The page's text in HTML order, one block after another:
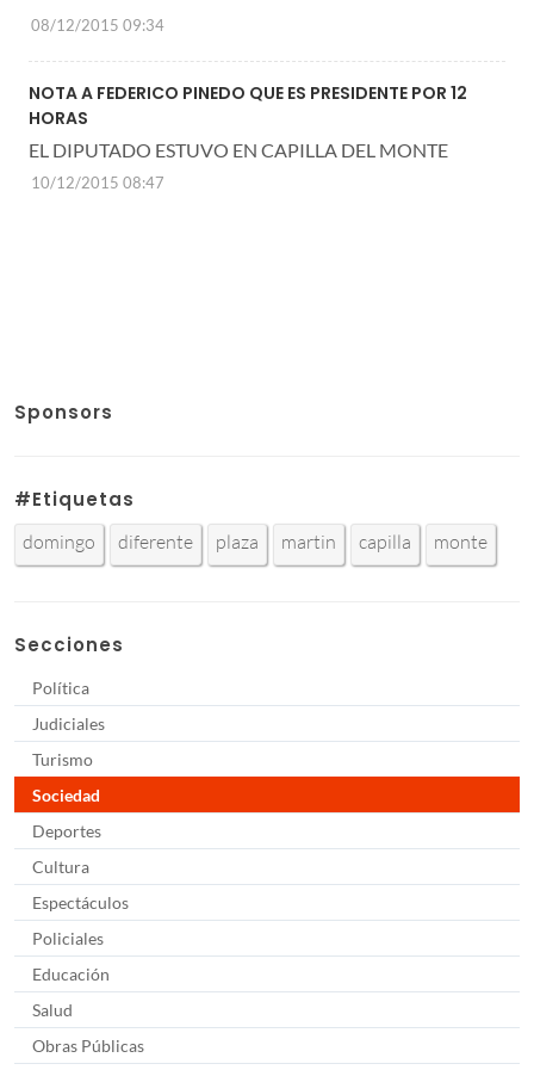
08/12/2015 09:34
NOTA A FEDERICO PINEDO QUE ES PRESIDENTE POR 12
HORAS
EL DIPUTADO ESTUVO EN CAPILLA DEL MONTE
10/12/2015 08:47
Sponsors
#Etiquetas
domingo diferente plaza martin capilla monte
Secciones
Política
Judiciales
Turismo
Sociedad
Deportes
Cultura
Espectáculos
Policiales
Educación
Salud
Obras Públicas